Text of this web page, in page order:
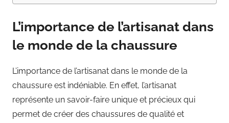
L’importance de l’artisanat dans
le monde de la chaussure
L’importance de l’artisanat dans le monde de la
chaussure est indéniable. En effet, l’artisanat
représente un savoir-faire unique et précieux qui
permet de créer des chaussures de qualité et